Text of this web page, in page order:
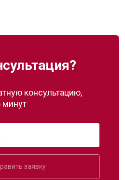
консультацию,
минут
заявку